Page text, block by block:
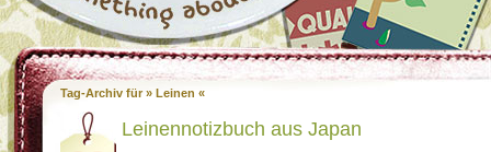
Tag-Archiv für » Leinen «
Leinennotizbuch aus Japan